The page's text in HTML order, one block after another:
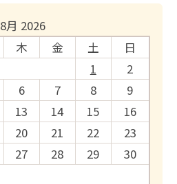
8月 2026
木 金 土
日
1
2
6 7 8
9
13 14 15
16
20 21 22
23
27 28 29
30